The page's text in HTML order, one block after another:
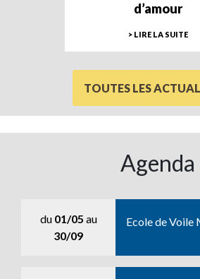
d’amour
> LIRE LA SUITE
TOUTES LES
Agenda
du 01/05 au
30/09
Ecole de Voile